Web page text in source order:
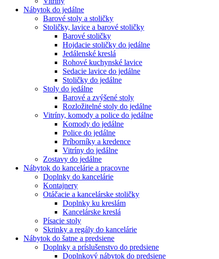
Nábytok do jedálne
Barové stoly a stoličky
Stoličky, lavice a barové stoličky
Barové stoličky
Hojdacie stoličky do jedálne
Jedálenské kreslá
Rohové kuchynské lavice
Sedacie lavice do jedálne
Stoličky do jedálne
Stoly do jedálne
Barové a zvýšené stoly
Rozložitelné stoly do jedálne
Vitríny, komody a police do jedálne
Komody do jedálne
Police do jedálne
Príborníky a kredence
Vitríny do jedálne
Zostavy do jedálne
Nábytok do kancelárie a pracovne
Doplnky do kancelárie
Kontajnery
Otáčacie a kancelárske stoličky
Doplnky ku kreslám
Kancelárske kreslá
Písacie stoly
Skrinky a regály do kancelárie
Nábytok do šatne a predsiene
Doplnky a príslušenstvo do predsiene
Doplnkový nábytok do predsiene